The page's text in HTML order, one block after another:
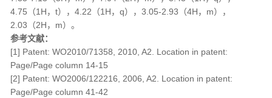
4.75（1H，t），4.22（1H，q），3.05-2.93（4H，m），
2.03（2H，m）。
参考文献：
[1] Patent: WO2010/71358, 2010, A2. Location in patent:
Page/Page column 14-15
[2] Patent: WO2006/122216, 2006, A2. Location in patent:
Page/Page column 41-42